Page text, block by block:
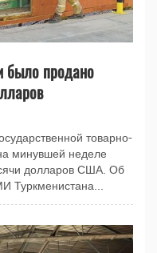
было продано
товарно-
минувшей неделе
долларов США. Об
Туркменистана...